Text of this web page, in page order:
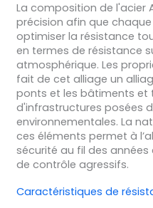
La composition de l'acier
précision afin que
optimiser la résistance
en termes de résistance
atmosphérique. Les
fait de cet alliage un
ponts et les bâtiments et
d'infrastructures posées
environnementales. La
ces éléments permet à
sécurité au fil des
de contrôle agressifs.
Caractéristiques de